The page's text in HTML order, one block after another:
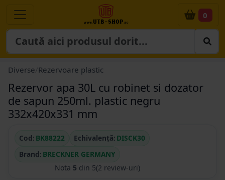
0
Diverse Rezervoare plastic
Rezervor apa 30L cu robinet si dozator
de sapun 250ml. plastic negru
332x420x331 mm
Cod: BK88222 Echivalență: DISCK30
Brand: BRECKNER GERMANY
Nota 5 din 5(2 review-uri)